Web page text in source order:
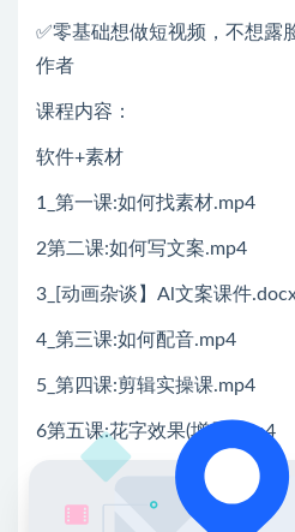
✅零基础想做短视频，不想露
作者
课程内容：
软件+素材
1_第一课:如何找素材.mp4
2第二课:如何写文案.mp4
3_[动画杂谈】Al文案课件
4_第三课:如何配音.mp4
5_第四课:剪辑实操课.mp4
6第五课:花字效果(增量).mp4
7第六课:剪辑后的优化.mp4
8 wink-wbdpcka12-NJr6Fv